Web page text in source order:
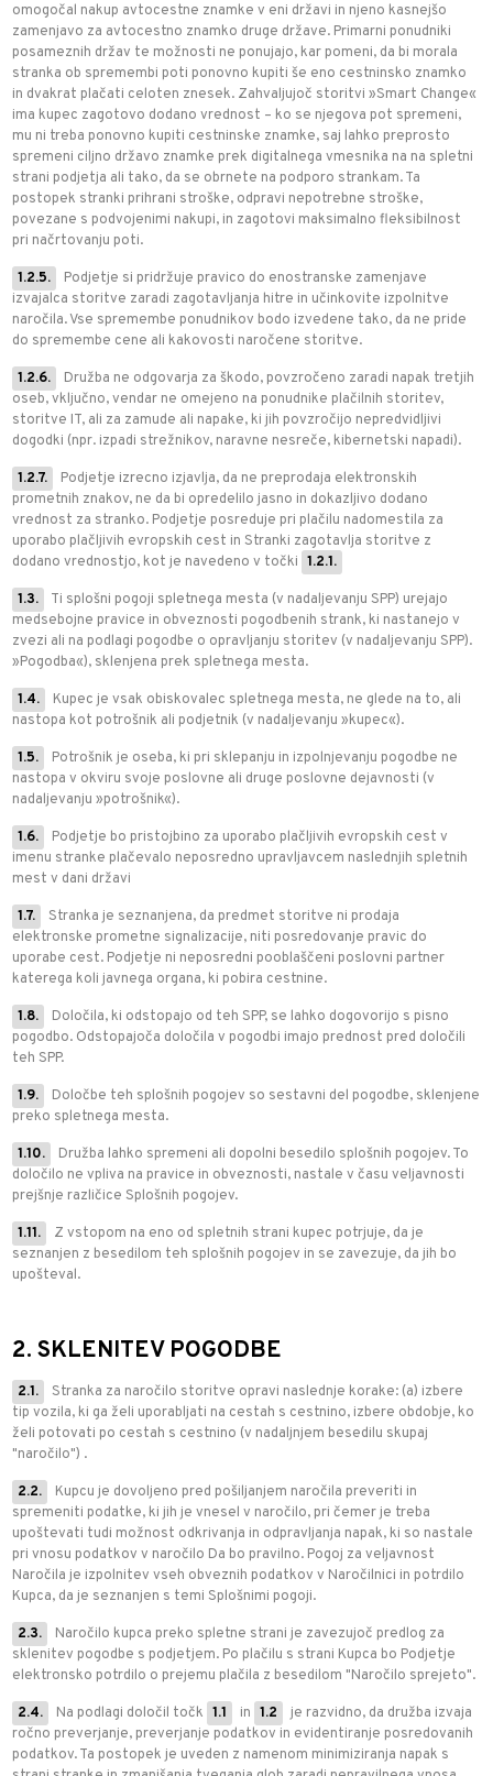
omogočal nakup avtocestne znamke v eni državi in njeno kasnejšo
zamenjavo za avtocestno znamko druge države. Primarni ponudniki
posameznih držav te možnosti ne ponujajo, kar pomeni, da bi morala
stranka ob spremembi poti ponovno kupiti še eno cestninsko znamko
in dvakrat plačati celoten znesek. Zahvaljujoč storitvi »Smart Change«
ima kupec zagotovo dodano vrednost – ko se njegova pot spremeni,
mu ni treba ponovno kupiti cestninske znamke, saj lahko preprosto
spremeni ciljno državo znamke prek digitalnega vmesnika na na spletni
strani podjetja ali tako, da se obrnete na podporo strankam. Ta
postopek stranki prihrani stroške, odpravi nepotrebne stroške,
povezane s podvojenimi nakupi, in zagotovi maksimalno fleksibilnost
pri načrtovanju poti.
1.2.5.
Podjetje si pridržuje pravico do enostranske zamenjave
izvajalca storitve zaradi zagotavljanja hitre in učinkovite izpolnitve
naročila. Vse spremembe ponudnikov bodo izvedene tako, da ne pride
do spremembe cene ali kakovosti naročene storitve.
1.2.6.
Družba ne odgovarja za škodo, povzročeno zaradi napak tretjih
oseb, vključno, vendar ne omejeno na ponudnike plačilnih storitev,
storitve IT, ali za zamude ali napake, ki jih povzročijo nepredvidljivi
dogodki (npr. izpadi strežnikov, naravne nesreče, kibernetski napadi).
1.2.7.
Podjetje izrecno izjavlja, da ne preprodaja elektronskih
prometnih znakov, ne da bi opredelilo jasno in dokazljivo dodano
vrednost za stranko. Podjetje posreduje pri plačilu nadomestila za
uporabo plačljivih evropskih cest in Stranki zagotavlja storitve z
dodano vrednostjo, kot je navedeno v točki 1.2.1.
1.3.
Ti splošni pogoji spletnega mesta (v nadaljevanju SPP) urejajo
medsebojne pravice in obveznosti pogodbenih strank, ki nastanejo v
zvezi ali na podlagi pogodbe o opravljanju storitev (v nadaljevanju SPP).
»Pogodba«), sklenjena prek spletnega mesta.
1.4.
Kupec je vsak obiskovalec spletnega mesta, ne glede na to, ali
nastopa kot potrošnik ali podjetnik (v nadaljevanju »kupec«).
1.5.
Potrošnik je oseba, ki pri sklepanju in izpolnjevanju pogodbe ne
nastopa v okviru svoje poslovne ali druge poslovne dejavnosti (v
nadaljevanju »potrošnik«).
1.6.
Podjetje bo pristojbino za uporabo plačljivih evropskih cest v
imenu stranke plačevalo neposredno upravljavcem naslednjih spletnih
mest v dani državi
1.7.
Stranka je seznanjena, da predmet storitve ni prodaja
elektronske prometne signalizacije, niti posredovanje pravic do
uporabe cest. Podjetje ni neposredni pooblaščeni poslovni partner
katerega koli javnega organa, ki pobira cestnine.
1.8.
Določila, ki odstopajo od teh SPP, se lahko dogovorijo s pisno
pogodbo. Odstopajoča določila v pogodbi imajo prednost pred določili
teh SPP.
1.9.
Določbe teh splošnih pogojev so sestavni del pogodbe, sklenjene
preko spletnega mesta.
1.10.
Družba lahko spremeni ali dopolni besedilo splošnih pogojev. To
določilo ne vpliva na pravice in obveznosti, nastale v času veljavnosti
prejšnje različice Splošnih pogojev.
1.11.
Z vstopom na eno od spletnih strani kupec potrjuje, da je
seznanjen z besedilom teh splošnih pogojev in se zavezuje, da jih bo
upošteval.
2. SKLENITEV POGODBE
2.1.
Stranka za naročilo storitve opravi naslednje korake: (a) izbere
tip vozila, ki ga želi uporabljati na cestah s cestnino, izbere obdobje, ko
želi potovati po cestah s cestnino (v nadaljnjem besedilu skupaj
"naročilo") .
2.2.
Kupcu je dovoljeno pred pošiljanjem naročila preveriti in
spremeniti podatke, ki jih je vnesel v naročilo, pri čemer je treba
upoštevati tudi možnost odkrivanja in odpravljanja napak, ki so nastale
pri vnosu podatkov v naročilo Da bo pravilno. Pogoj za veljavnost
Naročila je izpolnitev vseh obveznih podatkov v Naročilnici in potrdilo
Kupca, da je seznanjen s temi Splošnimi pogoji.
2.3.
Naročilo kupca preko spletne strani je zavezujoč predlog za
sklenitev pogodbe s podjetjem. Po plačilu s strani Kupca bo Podjetje
elektronsko potrdilo o prejemu plačila z besedilom "Naročilo sprejeto".
2.4. Na podlagi določil točk 1.1 in 1.2
je razvidno, da družba izvaja
ročno preverjanje, preverjanje podatkov in evidentiranje posredovanih
podatkov. Ta postopek je uveden z namenom minimiziranja napak s